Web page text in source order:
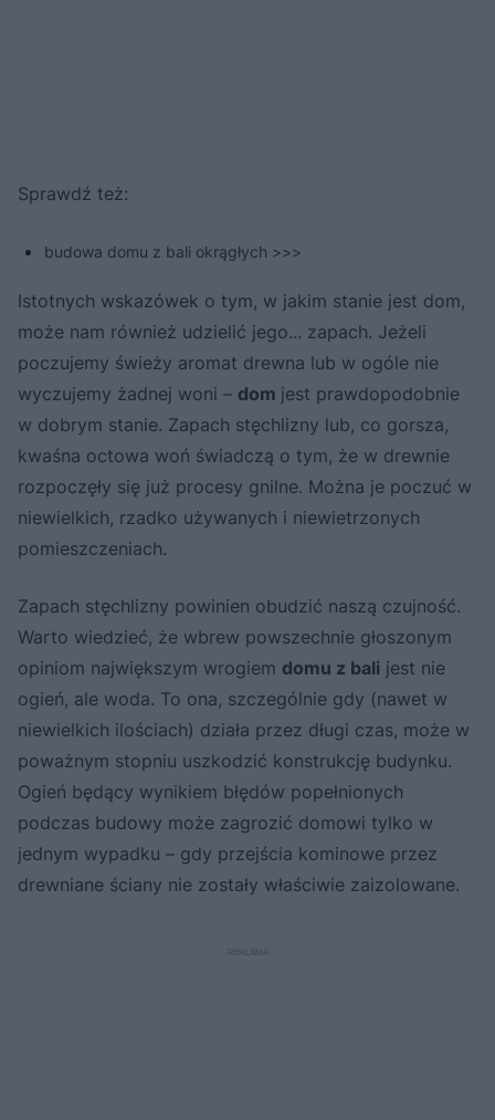
Sprawdź też:
budowa domu z bali okrągłych >>>
Istotnych wskazówek o tym, w jakim stanie jest dom,
może nam również udzielić jego... zapach. Jeżeli
poczujemy świeży aromat drewna lub w ogóle nie
wyczujemy żadnej woni – dom jest prawdopodobnie
w dobrym stanie. Zapach stęchlizny lub, co gorsza,
kwaśna octowa woń świadczą o tym, że w drewnie
rozpoczęły się już procesy gnilne. Można je poczuć w
niewielkich, rzadko używanych i niewietrzonych
pomieszczeniach.
Zapach stęchlizny powinien obudzić naszą czujność.
Warto wiedzieć, że wbrew powszechnie głoszonym
opiniom największym wrogiem domu z bali jest nie
ogień, ale woda. To ona, szczególnie gdy (nawet w
niewielkich ilościach) działa przez długi czas, może w
poważnym stopniu uszkodzić konstrukcję budynku.
Ogień będący wynikiem błędów popełnionych
podczas budowy może zagrozić domowi tylko w
jednym wypadku – gdy przejścia kominowe przez
drewniane ściany nie zostały właściwie zaizolowane.